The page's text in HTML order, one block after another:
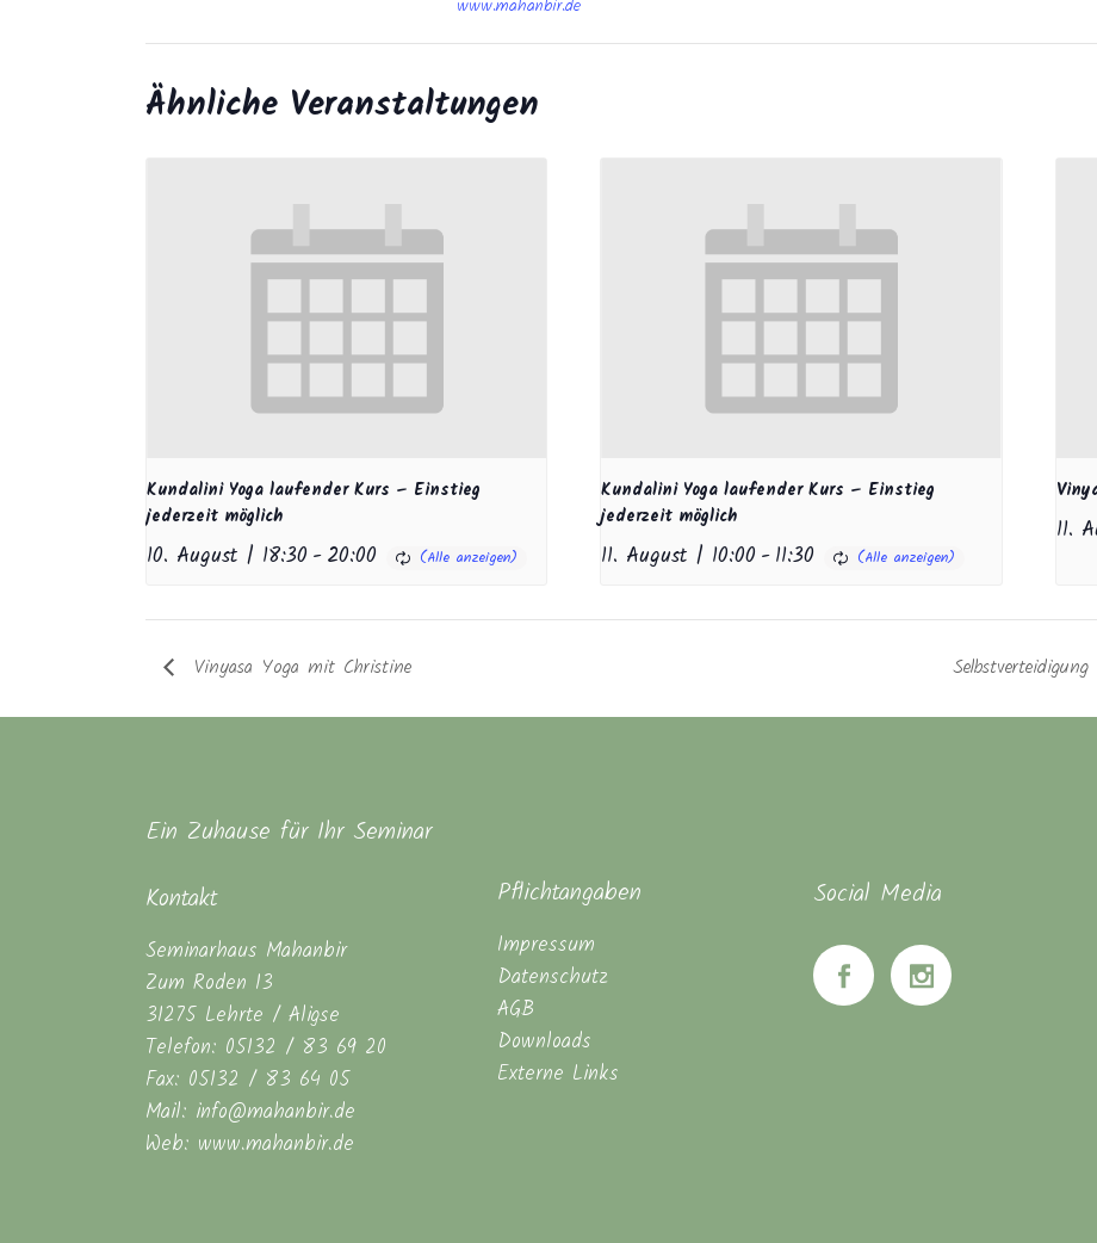
www.mahanbir.de
Ähnliche Veranstaltungen
Kundalini Yoga laufender Kurs – Einstieg
jederzeit möglich
10. August | 18:30 -20:00
Kundalini Yoga laufender Kurs – Einstieg
jederzeit möglich
11. August | 10:00 -11:30
11.
Vinyasa Yoga mit Christine
Ein Zuhause für Ihr Seminar
Kontakt
Seminarhaus Mahanbir
Zum Roden 13
31275 Lehrte / Aligse
Telefon: 05132 / 83 69 20
Fax: 05132 / 83 64 05
Mail: info@mahanbir.de
Web: www.mahanbir.de
Pflichtangaben
Impressum
Datenschutz
AGB
Downloads
Externe Links
Social Media